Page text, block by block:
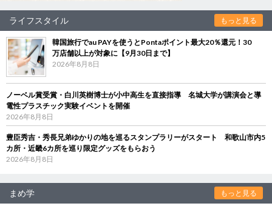
ライフスタイル もっと見る
韓国旅行でau PAYを使うとPontaポイント最大20％還元！30
万店舗以上が対象に【9月30日まで】
2026年8月8日
ノーベル賞受賞・白川英樹博士が小中高生を直接指導 名城大学が講演会と導
電性プラスチック実験イベントを開催
2026年8月8日
豊臣秀吉・秀長兄弟ゆかりの地を巡るスタンプラリーがスタート 和歌山市内5
カ所・近畿6カ所を巡り限定グッズをもらおう
2026年8月8日
まめ学 もっと見る